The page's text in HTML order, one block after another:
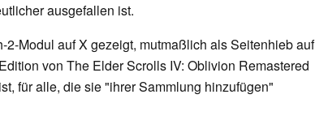
ausgefallen ist.
Modul auf X gezeigt, mutmaßlich als Seitenhieb auf
von The Elder Scrolls IV: Oblivion Remastered
für alle, die sie "ihrer Sammlung hinzufügen"